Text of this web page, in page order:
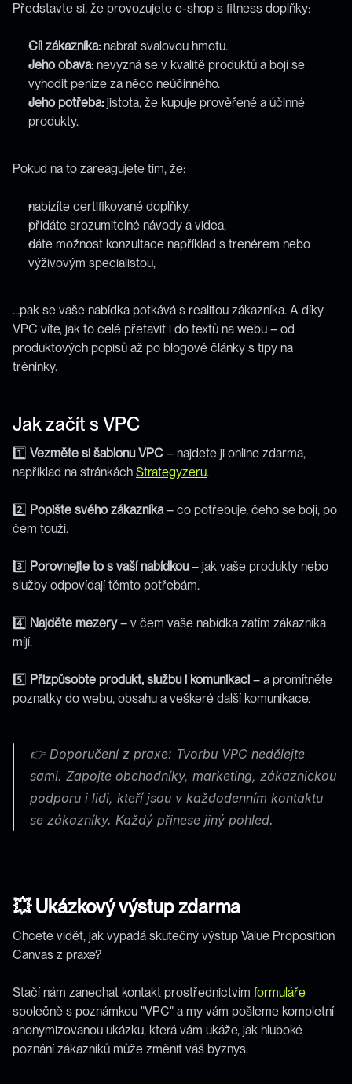
Představte si, že provozujete e-shop s fitness doplňky:
Cíl zákazníka: nabrat svalovou hmotu.
Jeho obava: nevyzná se v kvalitě produktů a bojí se
vyhodit peníze za něco neúčinného.
Jeho potřeba: jistota, že kupuje prověřené a účinné
produkty.
Pokud na to zareagujete tím, že:
nabízíte certifikované doplňky,
přidáte srozumitelné návody a videa,
dáte možnost konzultace například s trenérem nebo
výživovým specialistou,
…pak se vaše nabídka potkává s realitou zákazníka. A díky
VPC víte, jak to celé přetavit i do textů na webu – od
produktových popisů až po blogové články s tipy na
tréninky.
Jak začít s VPC
1️⃣ Vezměte si šablonu VPC – najdete ji online zdarma,
například na stránkách Strategyzeru.
2️⃣ Popište svého zákazníka – co potřebuje, čeho se bojí, po
čem touží.
3️⃣ Porovnejte to s vaší nabídkou – jak vaše produkty nebo
služby odpovídají těmto potřebám.
4️⃣ Najděte mezery – v čem vaše nabídka zatím zákazníka
míjí.
5️⃣ Přizpůsobte produkt, službu i komunikaci – a promítněte
poznatky do webu, obsahu a veškeré další komunikace.
👉 Doporučení z praxe: Tvorbu VPC nedělejte
sami. Zapojte obchodníky, marketing, zákaznickou
podporu i lidi, kteří jsou v každodenním kontaktu
se zákazníky. Každý přinese jiný pohled.
💥 Ukázkový výstup zdarma
Chcete vidět, jak vypadá skutečný výstup Value Proposition
Canvas z praxe?
Stačí nám zanechat kontakt prostřednictvím formuláře
společně s poznámkou "VPC" a my vám pošleme kompletní
anonymizovanou ukázku, která vám ukáže, jak hluboké
poznání zákazníků může změnit váš byznys.